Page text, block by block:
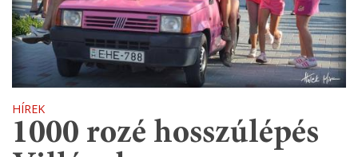
HÍREK
1000 rozé hosszúlépés